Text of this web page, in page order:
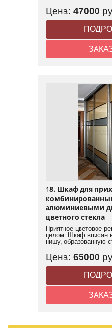
Цена: 47000
18. Шкаф для
алюминиевыми
цветного стекла
Приятное цветовое
целом. Шкаф вписан
нишу, образованную
Цена: 65000